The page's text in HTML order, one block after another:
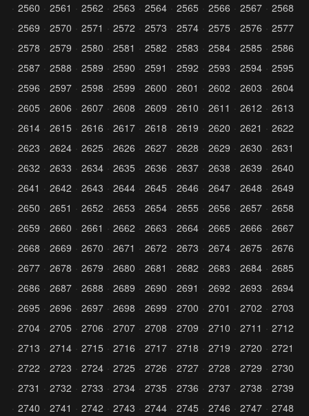
2560
2561 2562 2563 2564 2565 2566 2567
2568
2569
2570 2571 2572 2573 2574 2575 2576
2577
2578
2579 2580 2581 2582 2583 2584 2585
2586
2587
2588 2589 2590 2591 2592 2593 2594
2595
2596
2597 2598 2599 2600 2601 2602 2603
2604
2605
2606 2607 2608 2609 2610 2611 2612
2613
2614
2615 2616 2617 2618 2619 2620 2621
2622
2623
2624 2625 2626 2627 2628 2629 2630
2631
2632
2633 2634 2635 2636 2637 2638 2639
2640
2641
2642 2643 2644 2645 2646 2647 2648
2649
2650
2651 2652 2653 2654 2655 2656 2657
2658
2659
2660 2661 2662 2663 2664 2665 2666
2667
2668
2669 2670 2671 2672 2673 2674 2675
2676
2677
2678 2679 2680 2681 2682 2683 2684
2685
2686
2687 2688 2689 2690 2691 2692 2693
2694
2695
2696 2697 2698 2699 2700 2701 2702
2703
2704
2705 2706 2707 2708 2709 2710 2711
2712
2713
2714 2715 2716 2717 2718 2719 2720
2721
2722
2723 2724 2725 2726 2727 2728 2729
2730
2731
2732 2733 2734 2735 2736 2737 2738
2739
2740
2741 2742 2743 2744 2745 2746 2747
2748